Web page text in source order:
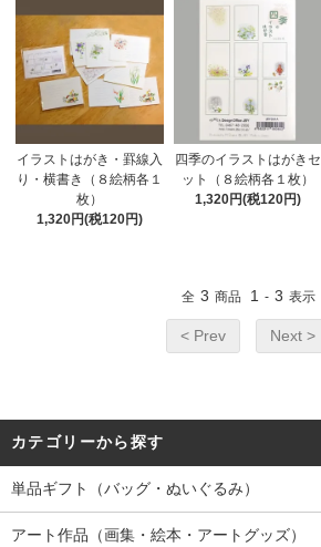
イラストはがき・罫線入
り・横書き（８絵柄各１
枚）
1,320円(税120円)
四季のイラストはがきセ
ット（８絵柄各１枚）
1,320円(税120円)
全 3 商品 1 - 3 表示
< Prev Next >
カテゴリーから探す
単品ギフト（バッグ・ぬいぐるみ）
アート作品（画集・絵本・アートグッズ）